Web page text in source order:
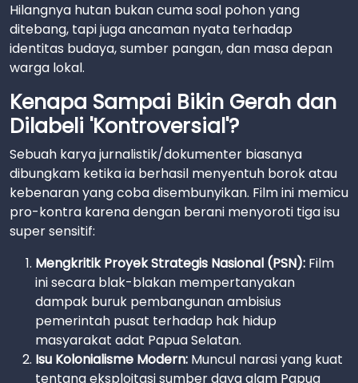
Hilangnya hutan bukan cuma soal pohon yang
ditebang, tapi juga ancaman nyata terhadap
identitas budaya, sumber pangan, dan masa depan
warga lokal.
Kenapa Sampai Bikin Gerah dan
Dilabeli 'Kontroversial'?
Sebuah karya jurnalistik/dokumenter biasanya
dibungkam ketika ia berhasil menyentuh borok atau
kebenaran yang coba disembunyikan. Film ini memicu
pro-kontra karena dengan berani menyoroti tiga isu
super sensitif:
Mengkritik Proyek Strategis Nasional (PSN): Film
ini secara blak-blakan mempertanyakan
dampak buruk pembangunan ambisius
pemerintah pusat terhadap hak hidup
masyarakat adat Papua Selatan.
Isu Kolonialisme Modern: Muncul narasi yang kuat
tentang eksploitasi sumber daya alam Papua